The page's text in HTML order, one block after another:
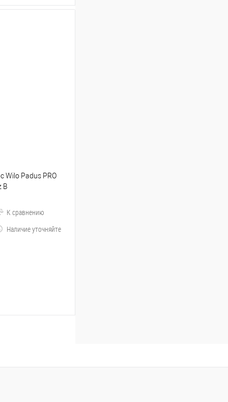
Wilo Padus PRO
B
К сравнению
Наличие уточняйте